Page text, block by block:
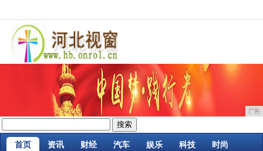
广告
首页 资讯 财经 汽车 娱乐 科技 时尚